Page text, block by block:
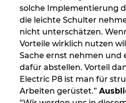
solche Implementierung
die leichte Schulter
nicht unterschätzen.
Vorteile wirklich nutzen
Sache ernst nehmen und
dafür abstellen. Vorteil
Electric P8 ist man für
Arbeiten gerüstet.”